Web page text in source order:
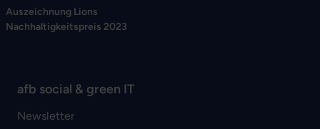
Auszeichnung Lions
Nachhaltigkeitspreis 2023
afb social & green IT
Newsletter